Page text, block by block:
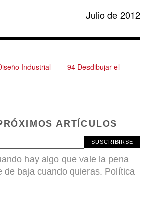
Julio de 2012
Industrial
94 Desdibujar el
ARTÍCULOS
SUSCRIBIRSE
hay algo que vale la pena
de baja cuando quieras. Política